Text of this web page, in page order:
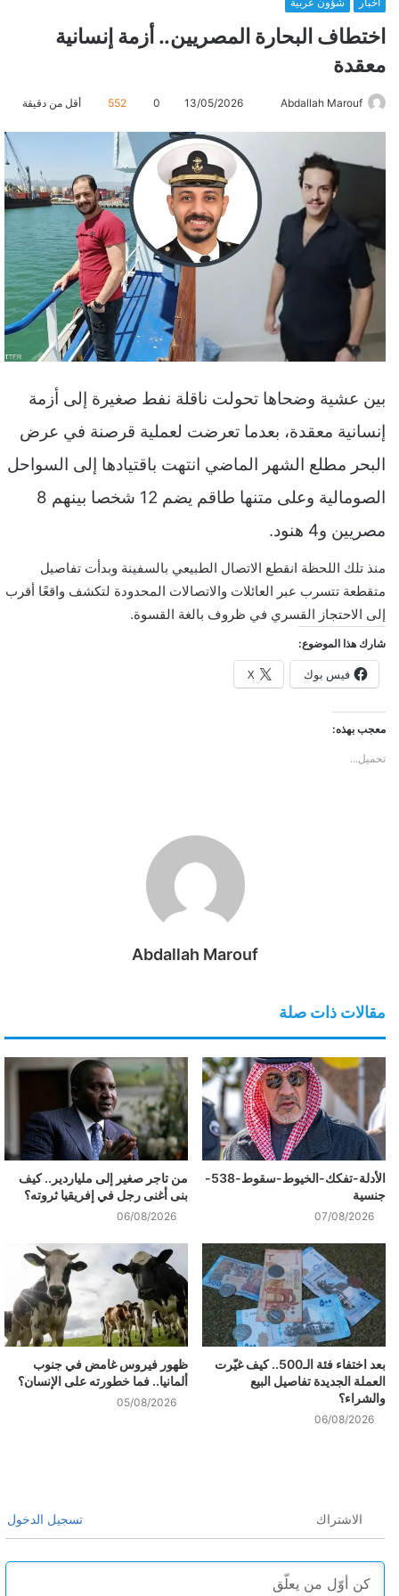
اختطاف البحارة المصريين.. أزمة إنسانية
معقدة
Abdallah Marouf
ر
ت
و
13/05/2026
0
552 أقل من دقيقة
بين عشية وضحاها تحولت ناقلة نفط صغيرة إلى أزمة
إنسانية معقدة، بعدما تعرضت لعملية قرصنة في عرض
البحر مطلع الشهر الماضي انتهت باقتيادها إلى السواحل
الصومالية وعلى متنها طاقم يضم 12 شخصا بينهم 8
مصريين و4 هنود.
منذ تلك اللحظة انقطع الاتصال الطبيعي بالسفينة وبدأت تفاصيل
متقطعة تتسرب عبر العائلات والاتصالات المحدودة لتكشف واقعًا أقرب
إلى الاحتجاز القسري في ظروف بالغة القسوة.
شارك هذا الموضوع:
فيس بوك X
معجب بهذه:
تحميل...
Abdallah Marouf
مقالات ذات صلة
الأدلة-تفكك-الخيوط-سقوط-538-
جنسية
07/08/2026
من تاجر صغير إلى ملياردير.. كيف
بنى أغنى رجل في إفريقيا ثروته؟
06/08/2026
بعد اختفاء فئة الـ500.. كيف غيّرت
العملة الجديدة تفاصيل البيع
والشراء؟
06/08/2026
ظهور فيروس غامض في جنوب
ألمانيا.. فما خطورته على الإنسان؟
05/08/2026
الاشتراك تسجيل الدخول